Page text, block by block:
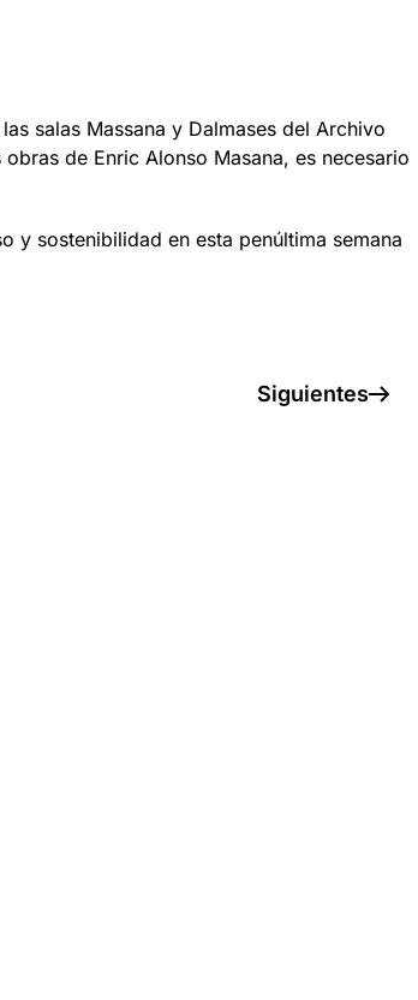
salas Massana y Dalmases del Archivo
de Enric Alonso Masana, es necesario
y sostenibilidad en esta penúltima semana
Siguientes